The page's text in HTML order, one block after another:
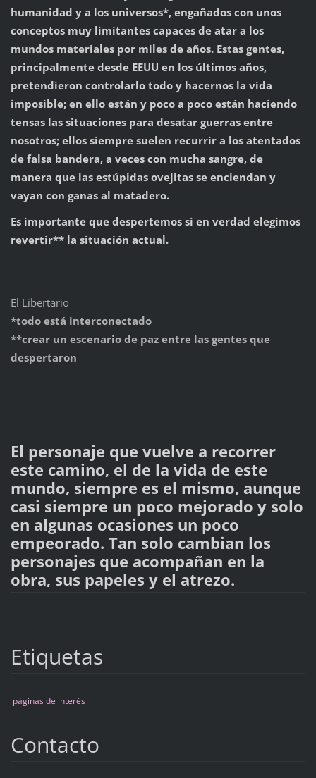
humanidad y a los universos*, engañados con unos
conceptos muy limitantes capaces de atar a los
mundos materiales por miles de años. Estas gentes,
principalmente desde EEUU en los últimos años,
pretendieron controlarlo todo y hacernos la vida
imposible; en ello están y poco a poco están haciendo
tensas las situaciones para desatar guerras entre
nosotros; ellos siempre suelen recurrir a los atentados
de falsa bandera, a veces con mucha sangre, de
manera que las estúpidas ovejitas se enciendan y
vayan con ganas al matadero.
Es importante que despertemos si en verdad elegimos
revertir** la situación actual.
El Libertario
*todo está interconectado
**crear un escenario de paz entre las gentes que
despertaron
El personaje que vuelve a recorrer
este camino, el de la vida de este
mundo, siempre es el mismo, aunque
casi siempre un poco mejorado y solo
en algunas ocasiones un poco
empeorado. Tan solo cambian los
personajes que acompañan en la
obra, sus papeles y el atrezo.
Etiquetas
páginas de interés
Contacto